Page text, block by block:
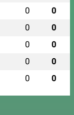
0 0
0 0
0 0
0 0
0 0